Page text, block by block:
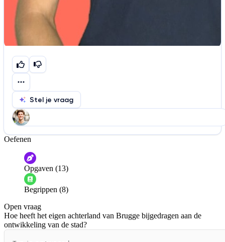
Stel je vraag
Help ons de video te verbeteren
De audio is slecht
Informatie is onjuist
De docent is te langdradig
De uitleg gaat te langzaam
Afspelen werkte niet
Oefenen
Opgaven (13)
Begrippen (8)
Open vraag
Hoe heeft het eigen achterland van Brugge bijgedragen aan de
ontwikkeling van de stad?